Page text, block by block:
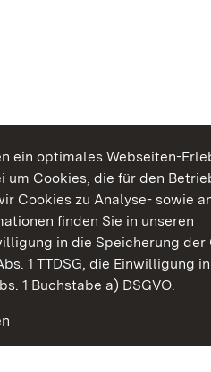
ein optimales Webseiten-
Cookies, die für den
Cookies zu Analyse- sowie
finden Sie in unseren
in die Speicherung der
1 TTDSG, die Einwilligung
1 Buchstabe a) DSGVO.